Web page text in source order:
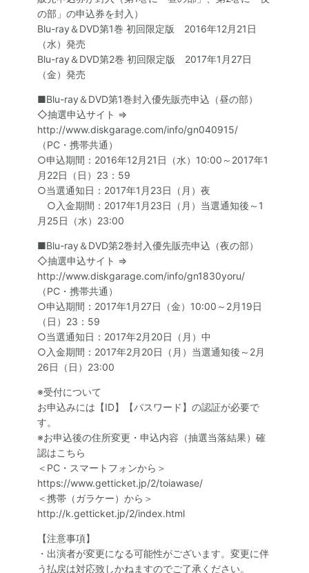
の部」の申込券を封入）
Blu-ray＆DVD第1巻 初回限定版 2016年12月21日
（水）発売
Blu-ray＆DVD第2巻 初回限定版 2017年1月27日
（金）発売
■Blu-ray＆DVD第1巻封入優先販売申込（昼の部）
◇抽選申込サイト ⇒
http://www.diskgarage.com/info/gn040915/
（PC・携帯共通）
○申込期間：2016年12月21日（水）10:00～2017年1
月22日（日）23：59
○当選通知日：2017年1月23日（月）夜
○入金期間：2017年1月23日（月）当選通知後～1
月25日（水）23:00
■Blu-ray＆DVD第2巻封入優先販売申込（夜の部）
◇抽選申込サイト ⇒
http://www.diskgarage.com/info/gn1830yoru/
（PC・携帯共通）
○申込期間：2017年1月27日（金）10:00～2月19日
（日）23：59
○当選通知日：2017年2月20日（月）中
○入金期間：2017年2月20日（月）当選通知後～2月
26日（日）23:00
※受付について
お申込みには【ID】【パスワード】の認証が必要で
す。
※お申込後の住所変更・申込内容（抽選当落結果）確
認はこちら
＜PC・スマートフォンから＞
https://www.getticket.jp/2/toiawase/
＜携帯（ガラケー）から＞
http://k.getticket.jp/2/index.html
【注意事項】
・出演者が変更になる可能性がございます。変更に伴
う払戻は対応致しかねますのでご了承ください。